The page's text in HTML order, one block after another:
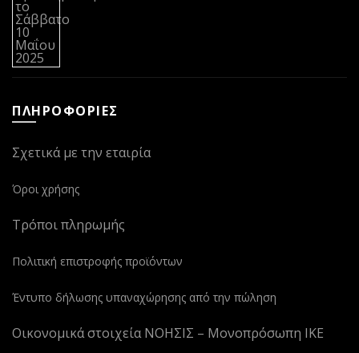
ΠΛΗΡΟΦΟΡΙΕΣ
Σχετικά με την εταιρία
Όροι χρήσης
Τρόποι πληρωμής
Πολιτική επιστροφής προϊόντων
Έντυπο δήλωσης υπαναχώρησης από την πώληση
Οικονομικά στοιχεία ΝΟΗΣΙΣ – Μονοπρόσωπη ΙΚΕ